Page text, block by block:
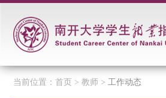
当前位置： 首页 > 教师 > 工作动态